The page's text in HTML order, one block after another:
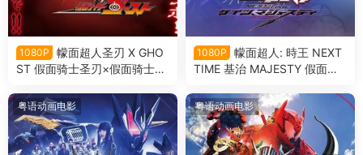
1080P
幪面超人圣刃 X GHO
ST 假面骑士圣刃×假面骑士gh
1080P
幪面超人: 時王 NEXT
TIME 基治 MAJESTY 假面骑
粤语动画电影 粤语动画电影